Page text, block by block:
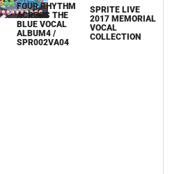
FOUR RHYTHM
ACROSS THE
BLUE VOCAL
ALBUM4 /
SPR002VA04
SPRITE LIVE
2017 MEMORIAL
VOCAL
COLLECTION